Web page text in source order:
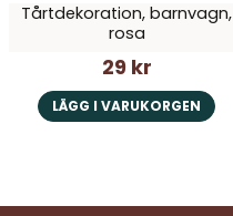
Tårtdekoration, barnvagn,
rosa
29 kr
LÄGG I VARUKORGEN